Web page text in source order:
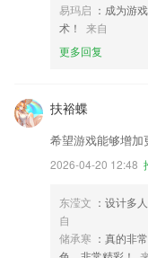
易玛启 ：成为游
术！
来自
更多回复
扶裕蝶
希望游戏能够增加
2026-04-20 12:48
东滢文 ：设计多
自
储承寒 ：真的非